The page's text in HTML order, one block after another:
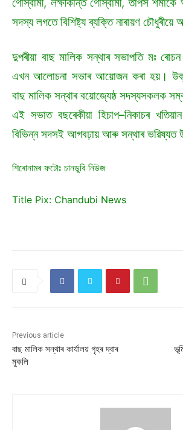
সদস্য লগতে বিশিষ্ট্য ব্যক্তি নাৰায়ণ
দুপৰীয়া বাছ মালিক সন্থাৰ সভাপতি মঃ
এখন আলোচনা সভাৰ আয়োজন কৰা হয়।
বাছ মালিক সন্থাৰ বয়োজ্যেষ্ঠ সদস্যসকলক
এই সভাত বছৰেকীয়া হিচাপ–নিকাচৰ
বিভিন্ন সদসই আগবঢ়ায় আৰু সন্থাৰ ভৱিষ্যত
শিৰোনামৰ ফটোঃ চানডুবি নিউজ
Title Pix: Chandubi News
Previous article
বাছ মালিক সন্থাৰ কাৰ্যালয় গৃহৰ দ্বাৰ
মুকলি